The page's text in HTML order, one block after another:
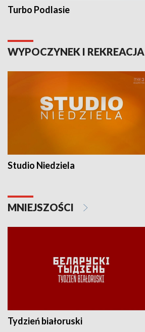
Turbo Podlasie
WYPOCZYNEK I REKREACJA
Studio Niedziela
MNIEJSZOŚCI
Tydzień białoruski